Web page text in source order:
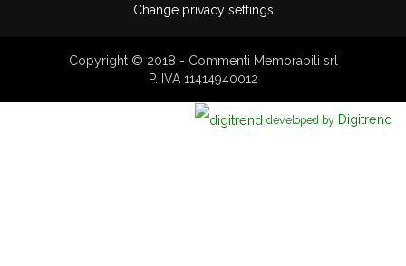
Change privacy settings
Copyright © 2018 - Commenti Memorabili srl
P. IVA 11414940012
developed by Digitrend